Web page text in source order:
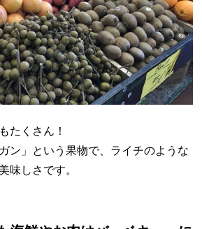
たくさん！
ン」という果物で、ライチのような
味しさです。